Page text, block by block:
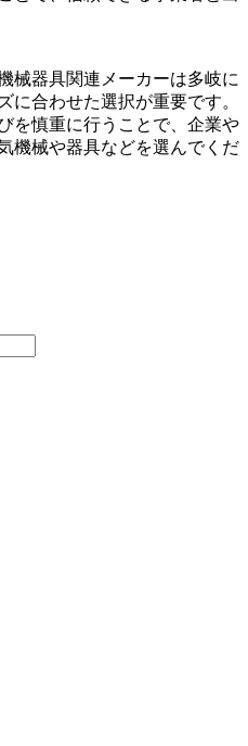
械器具関連メーカーは多岐に
に合わせた選択が重要です。
を慎重に行うことで、企業や
機械や器具などを選んでくだ